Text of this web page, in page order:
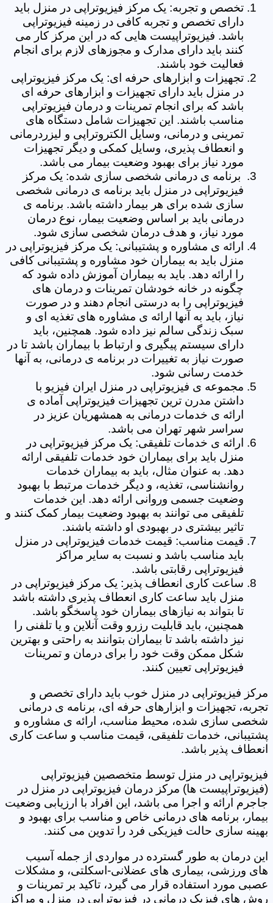
تخصص و تجربه: یک مرکز فیزیوتراپی در منزل باید
دارای تخصص و تجربه کافی در زمینه فیزیوتراپی
باشد. فیزیوتراپیست هایی که در این مرکز کار می
کنند باید دارای مدارک و مجوزهای لازم برای انجام
فعالیت خود باشند.
تجهیزات و ابزارهای حرفه ای: یک مرکز فیزیوتراپی
در منزل باید دارای تجهیزات و ابزارهای حرفه ای
باشد که برای انجام تمرینات و درمان فیزیوتراپی
مناسب باشند. این تجهیزات شامل دستگاه های
تمرینی و درمانی، وسایل الکتروتراپی و لیزردرمانی
و انعطاف پذیری، وسایل کمکی و دیگر تجهیزات
مورد نیاز برای بهبود وضعیت بیمار می باشد.
برنامه ی درمانی شخصی سازی شده: یک مرکز
فیزیوتراپی در منزل باید برنامه ی درمانی شخصی
سازی شده برای هر بیمار داشته باشد. برنامه ی
درمانی باید بر اساس وضعیت بیمار، نوع درمان
مورد نیاز، و هدف درمان شخصی سازی شود.
ارائه ی مشاوره و پشتیبانی: یک مرکز فیزیوتراپی در
منزل باید به بیماران خود مشاوره و پشتیبانی کافی
را ارائه دهد. باید به بیماران آموزش داده شود که
چگونه در خانه خودشان تمرینات و درمان های
فیزیوتراپی را به درستی انجام دهند و در صورت
نیاز، باید به آنها ارائه ی مشاوره های تغذیه ای و
سبک زندگی سالم نیز داده شود. همچنین، باید
دارای سیستم پیگیری و ارتباط با بیماران باشد تا در
صورت نیاز به تغییرات در برنامه ی درمانی، به آنها
خدمت رسانی شود.
مجموعه ی فیزیوتراپی در منزل ایران فیزیو با
داشتن مدرن ترین تجهیزات فیزیوتراپی آماده ی
ارائه ی خدمات درمانی به همشهریان عزیز در
سراسر شهر تهران می باشد.
ارائه ی خدمات تلفیقی: یک مرکز فیزیوتراپی در
منزل باید برای بیماران خود خدمات تلفیقی ارائه
دهد. به عنوان مثال، باید به بیماران خدمات
روانشناسی، تغذیه، و دیگر خدمات مرتبط با بهبود
وضعیت جسمی وروانی ارائه دهد. این خدمات
تلفیقی می توانند به بهبود وضعیت بیمار کمک کنند و
تاثیر بیشتری در بهبودی او داشته باشند.
قیمت مناسب: قیمت خدمات فیزیوتراپی در منزل
باید مناسب باشد و نسبت به سایر مراکز
فیزیوتراپی رقابتی باشد.
ساعت کاری انعطاف پذیر: یک مرکز فیزیوتراپی در
منزل باید ساعت کاری انعطاف پذیری داشته باشد
تا بتواند به نیازهای بیماران خود پاسخگو باشد.
همچنین، باید قابلیت رزرو وقت آنلاین و یا تلفنی را
نیز داشته باشد تا بیماران بتوانند به راحتی و بهترین
شکل ممکن وقت خود را برای درمان و تمرینات
فیزیوتراپی تعیین کنند.
مرکز فیزیوتراپی در منزل خوب باید دارای تخصص و
تجربه، تجهیزات و ابزارهای حرفه ای، برنامه ی درمانی
شخصی سازی شده، محیط مناسب، ارائه ی مشاوره و
پشتیبانی، خدمات تلفیقی، قیمت مناسب و ساعت کاری
انعطاف پذیر باشد.
فیزیوتراپی در منزل توسط متخصصین فیزیوتراپی
(فیزیوتراپیست ها) مرکز درمان فیزیوتراپی در منزل در
جاجرم ارائه و اجرا می باشد، این افراد با ارزیابی وضعیت
بیمار، برنامه های درمانی خاص و مناسب برای بهبود و
بهینه سازی حالت فیزیکی فرد را تدوین می کنند.
این درمان به طور گسترده در مواردی از جمله آسیب
های ورزشی، بیماری های عضلانی-اسکلتی، و مشکلات
عصبی مورد استفاده قرار می گیرد، تاکید بر تمرینات و
روش های فیزیک درمانی در فیزیوتراپی در منزل و مراکز